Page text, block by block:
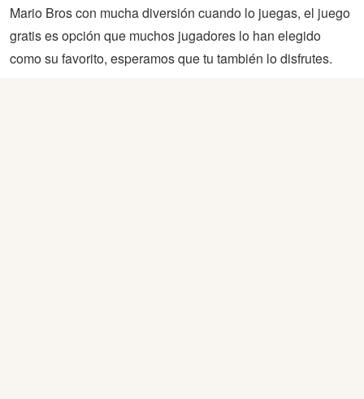
Mario Bros con mucha diversión cuando lo juegas, el juego
gratis es opción que muchos jugadores lo han elegido
como su favorito, esperamos que tu también lo disfrutes.